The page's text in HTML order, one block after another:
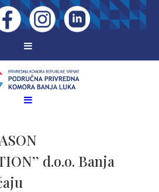
d.o.o. Banja